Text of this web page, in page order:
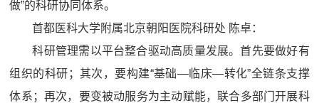
做”的科研协同体系。
首都医科大学附属北京朝阳医院科研处 陈卓：
科研管理需以平台整合驱动高质量发展。首先要做好有
组织的科研；其次，要构建“基础—临床—转化”全链条支撑
体系；再次，要变被动服务为主动赋能，联合多部门开展科